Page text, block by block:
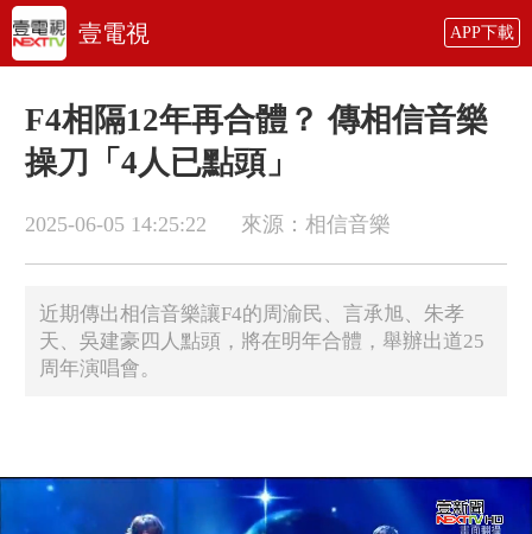
壹電視 APP下載
F4相隔12年再合體？ 傳相信音樂
操刀「4人已點頭」
2025-06-05 14:25:22 來源：相信音樂
近期傳出相信音樂讓F4的周渝民、言承旭、朱孝
天、吳建豪四人點頭，將在明年合體，舉辦出道25
周年演唱會。